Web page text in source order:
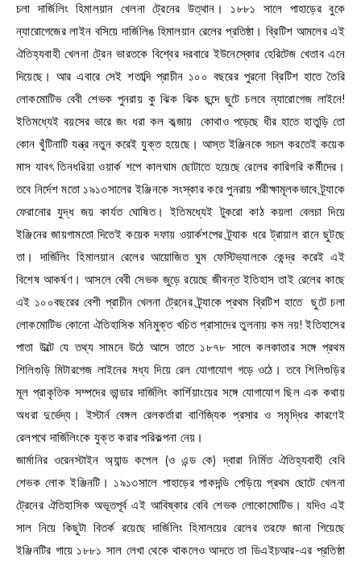
চলা দার্জিলিং হিমালয়ান খেলনা ট্রেনের উত্থান। ১৮৮১ সালে পাহাড়ের বুকে
ন্যারোগেজের লাইন বসিয়ে দার্জিলিঙ হিমালয়ান রেলের প্রতিষ্ঠা। ব্রিটিশ আমলের এই
ঐতিহ্যবাহী খেলনা ট্রেন ভারতকে বিশ্বের দরবারে ইউনেস্কোর হেরিটেজ খেতাব এনে
দিয়েছে। আর এবারে সেই শতাব্দি প্রাচীন ১০০ বছরের পুরনো ব্রিটিশ হাতে তৈরি
লোকমোটিভ বেবী শেভক পুনরায় কু ঝিক ঝিক ছন্দে ছুটে চলবে ন্যারোগেজ লাইনে!
ইতিমধ্যেই বয়সের ভারে জং ধরা কল কব্জায় কোথাও পড়েছে ধীর হাতে হাতুড়ি তো
কোন খুঁটিনাটি যন্ত্র নতুন করেই যুক্ত হয়েছে। আস্ত ইঞ্জিনকে সচল করতেই কয়েক
মাস যাবৎ তিনধরিয়া ওয়ার্ক শপে কালঘাম ছোটাতে হয়েছে রেলের কারিগরি কর্মীদের।
তবে নির্দেশ মতো ১৯১৩সালের ইঞ্জিনকে সংস্কার করে পুনরায় পরীক্ষামূলকভাবে ট্র্যাকে
ফেরানোর যুদ্ধ জয় কার্যত ঘোষিত। ইতিমধ্যেই টুকরো কাঠ কয়লা বেলচা দিয়ে
ইঞ্জিনের জায়গামতো দিতেই কয়েক দফায় ওয়ার্কশপের ট্র্যাক ধরে ট্রায়াল রানে ছুটছে
তা। দার্জিলিং হিমালয়ান রেলের আয়োজিত ঘুম ফেস্টিভ্যালকে কেন্দ্র করেই এই
বিশেষ আকর্ষণ। আসলে বেবী সেভক জুড়ে রয়েছে জীবন্ত ইতিহাস তাই রেলের কাছে
এই ১০০বছরের বেশী প্রাচীন খেলনা ট্রেনের ট্র্যাকে প্রথম ব্রিটিশ হাতে ছুটে চলা
লোকমোটিভ কোনো ঐতিহাসিক মনিমুক্ত খচিত প্রাসাদের তুলনায় কম নয়! ইতিহাসের
পাতা উল্টে যে তথ্য সামনে উঠে আসে তাতে ১৮৭৮ সালে কলকাতার সঙ্গে প্রথম
শিলিগুড়ি মিটারগেজ লাইনের মধ্য দিয়ে রেল যোগাযোগ গড়ে ওঠে। তবে শিলিগুড়ির
মূল প্রাকৃতিক সম্পদের ভান্ডার দার্জিলিং কার্শিয়াংয়ের সঙ্গে যোগাযোগ ছিল এক কথায়
অধরা দুর্ভেদ্য। ইস্টার্ন বেঙ্গল রেলকর্তারা বাণিজ্যিক প্রসার ও সমৃদ্ধির কারণেই
রেলপথে দার্জিলিংকে যুক্ত করার পরিকল্পনা নেয়।
জার্মানির ওরেনস্টাইন অ্যান্ড কপেল (ও এন্ড কে) দ্বারা নির্মিত ঐতিহ্যবাহী বেবি
শেভক লোক ইঞ্জিনটি। ১৯১৩সালে পাহাড়ের পাকদন্ডি পেড়িয়ে প্রথম ছোটে খেলনা
ট্রেনের ঐতিহাসিক অভূতপূর্ব এই আবিষ্কার বেবি শেভক লোকোমোটিভ। যদিও এই
সাল নিয়ে কিছুটা বিতর্ক রয়েছে দার্জিলিং হিমালয়ের রেলের তরফে জানা গিয়েছে
ইঞ্জিনটির গায়ে ১৮৮১ সাল লেখা থেকে থাকলেও আদতে তা ডিএইচআর-এর প্রতিষ্ঠা